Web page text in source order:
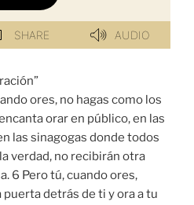
ores, no hagas como los
orar en público, en las
las sinagogas donde todos
verdad, no recibirán otra
6 Pero tú, cuando ores,
detrás de ti y ora a tu